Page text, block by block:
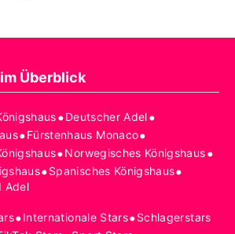
Überblick
•Deutscher Adel•
•Fürstenhaus Monaco•
•Norwegisches Königshaus•
•Spanisches Königshaus•
Adel
•Internationale Stars•Schlagerstars